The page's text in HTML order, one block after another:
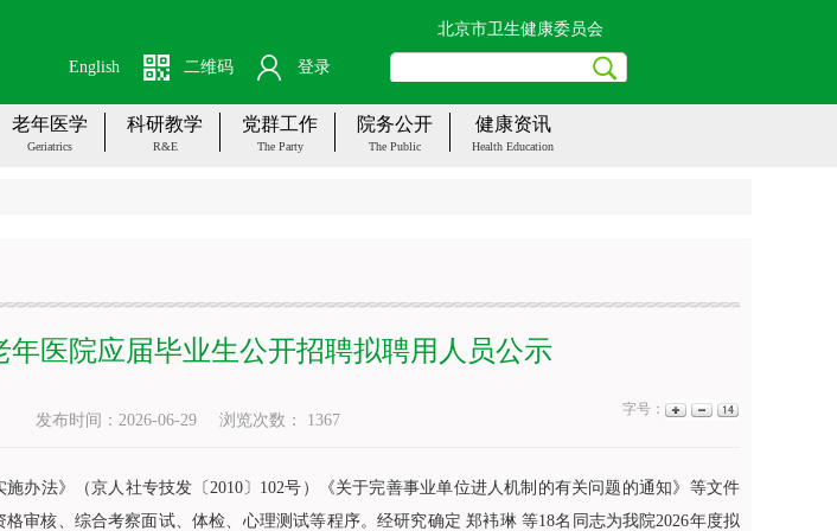
北京市卫生健康委员会
二维码 登录
English
老年医学
Geriatrics
科研教学
R&E
党群工作
The Party
院务公开
The Public
健康资讯
Health Education
年医院应届毕业生公开招聘拟聘用人员公示
发布时间：2026-06-29 浏览次数： 1367
字号：
办法》（京人社专技发〔2010〕102号）《关于完善事业单位进人机制的有关问题的通知》等文件
审核、综合考察面试、体检、心理测试等程序。经研究确定 郑袆琳 等18名同志为我院2026年度拟